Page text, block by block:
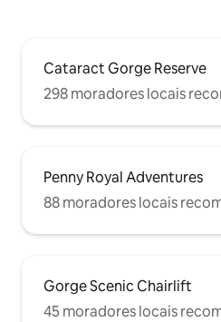
Cataract Gorge Reserve
298 moradores locais
Penny Royal Adventures
88 moradores locais
Gorge Scenic Chairlift
45 moradores locais